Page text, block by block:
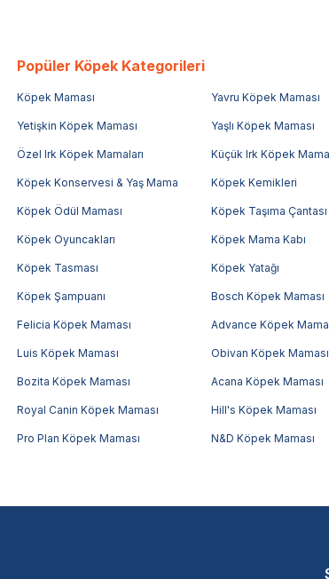
Popüler Köpek Kategorileri
Köpek Maması Yavru Köpek Maması
Yetişkin Köpek Maması Yaşlı Köpek Maması
Özel Irk Köpek Mamaları Küçük Irk Köpek
Köpek Konservesi & Yaş Mama Köpek Kemikleri
Köpek Ödül Maması Köpek Taşıma Çantası
Köpek Oyuncakları Köpek Mama Kabı
Köpek Tasması Köpek Yatağı
Köpek Şampuanı Bosch Köpek Maması
Felicia Köpek Maması Advance Köpek
Luis Köpek Maması Obivan Köpek Maması
Bozita Köpek Maması Acana Köpek Maması
Royal Canin Köpek Maması Hill's Köpek Maması
Pro Plan Köpek Maması N&D Köpek Maması